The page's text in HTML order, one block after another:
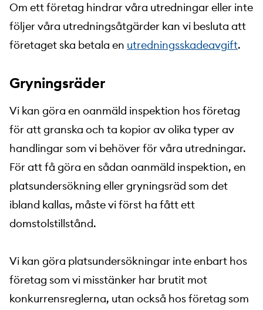
Om ett företag hindrar våra utredningar eller inte
följer våra utredningsåtgärder kan vi besluta att
företaget ska betala en utredningsskadeavgift.
Gryningsräder
Vi kan göra en oanmäld inspektion hos företag
för att granska och ta kopior av olika typer av
handlingar som vi behöver för våra utredningar.
För att få göra en sådan oanmäld inspektion, en
platsundersökning eller gryningsräd som det
ibland kallas, måste vi först ha fått ett
domstolstillstånd.
Vi kan göra platsundersökningar inte enbart hos
företag som vi misstänker har brutit mot
konkurrensreglerna, utan också hos företag som